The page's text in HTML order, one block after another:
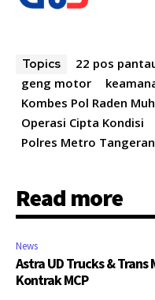
Topics 22 pos
geng motor
Kombes Pol Raden
Operasi Cipta Kondisi
Polres Metro
Read more
News
Astra UD Trucks &
Kontrak MCP